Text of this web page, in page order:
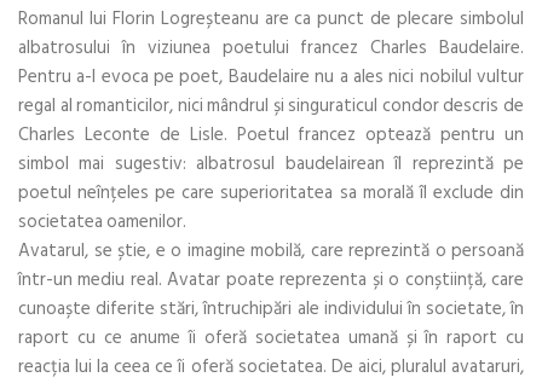
Romanul lui Florin Logreșteanu are ca punct de plecare simbolul
albatrosului în viziunea poetului francez Charles Baudelaire.
Pentru a-l evoca pe poet, Baudelaire nu a ales nici nobilul vultur
regal al romanticilor, nici mândrul și singuraticul condor descris de
Charles Leconte de Lisle. Poetul francez optează pentru un
simbol mai sugestiv: albatrosul baudelairean îl reprezintă pe
poetul neînțeles pe care superioritatea sa morală îl exclude din
societatea oamenilor.
Avatarul, se știe, e o imagine mobilă, care reprezintă o persoană
într-un mediu real. Avatar poate reprezenta și o conștiință, care
cunoaște diferite stări, întruchipări ale individului în societate, în
raport cu ce anume îi oferă societatea umană și în raport cu
reacția lui la ceea ce îi oferă societatea. De aici, pluralul avataruri,